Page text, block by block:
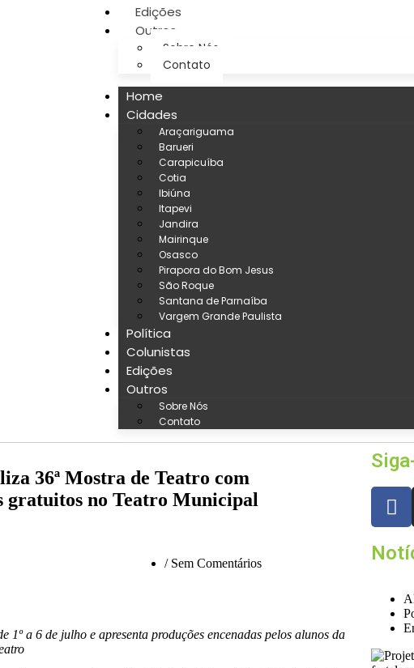
Edições
Outros
Sobre Nós
Contato
Home
Cidades
Araçariguama
Barueri
Carapicuíba
Cotia
Ibiúna
Itapevi
Jandira
Mairinque
Osasco
Pirapora do Bom Jesus
São Roque
Santana de Parnaíba
Vargem Grande Paulista
Política
Colunistas
Edições
Outros
Sobre Nós
Contato
36ª Mostra de Teatro com
gratuitos no Teatro Municipal
/Sem Comentários
1º a 6 de julho e apresenta produções encenadas pelos alunos da